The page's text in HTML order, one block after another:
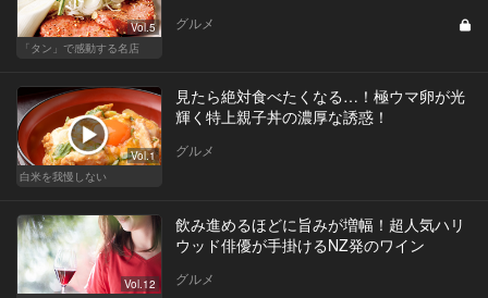
Vol.5
「タン」で感動する名店
グルメ
Vol.1
白米を我慢しない
見たら絶対食べたくなる…！極ウマ卵が光
輝く特上親子丼の濃厚な誘惑！
グルメ
Vol.12
飲み進めるほどに旨みが増幅！超人気ハリ
ウッド俳優が手掛けるNZ発のワイン
グルメ